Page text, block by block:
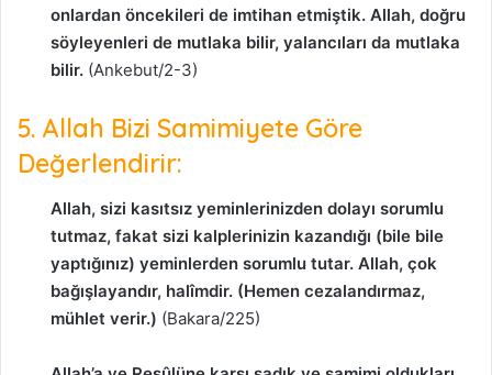
onlardan öncekileri de imtihan etmiştik. Allah, doğru
söyleyenleri de mutlaka bilir, yalancıları da mutlaka
bilir. (Ankebut/2-3)
5. Allah Bizi Samimiyete Göre
Değerlendirir:
Allah, sizi kasıtsız yeminlerinizden dolayı sorumlu
tutmaz, fakat sizi kalplerinizin kazandığı (bile bile
yaptığınız) yeminlerden sorumlu tutar. Allah, çok
bağışlayandır, halîmdir. (Hemen cezalandırmaz,
mühlet verir.) (Bakara/225)